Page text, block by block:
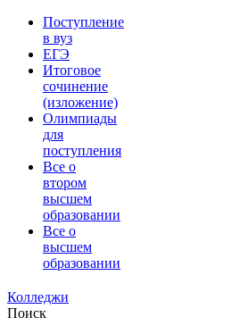
Поступление
в вуз
ЕГЭ
Итоговое
сочинение
(изложение)
Олимпиады
для
поступления
Все о
втором
высшем
образовании
Все о
высшем
образовании
Колледжи
Поиск